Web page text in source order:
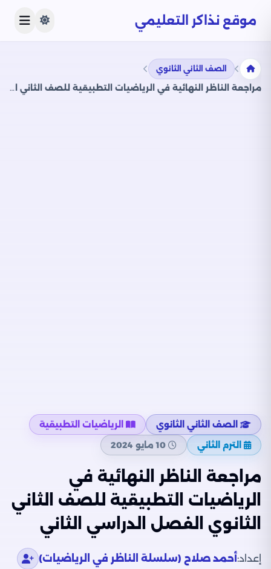
موقع نذاكر التعليمي
الصف الثاني الثانوي
مراجعة الناظر النهائية في الرياضيات التطبيقية للصف الثاني الثانوي الفصل الدراسي الثاني
الصف الثاني الثانوي
الرياضيات التطبيقية
الترم الثاني
10 مايو 2024
مراجعة الناظر النهائية في
الرياضيات التطبيقية للصف الثاني
الثانوي الفصل الدراسي الثاني
إعداد: أحمد صلاح (سلسلة الناظر في الرياضيات)